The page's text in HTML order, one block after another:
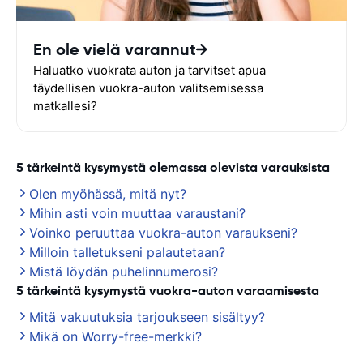
En ole vielä varannut
Haluatko vuokrata auton ja tarvitset apua
täydellisen vuokra-auton valitsemisessa
matkallesi?
5 tärkeintä kysymystä olemassa olevista varauksista
Olen myöhässä, mitä nyt?
Mihin asti voin muuttaa varaustani?
Voinko peruuttaa vuokra-auton varaukseni?
Milloin talletukseni palautetaan?
Mistä löydän puhelinnumerosi?
5 tärkeintä kysymystä vuokra-auton varaamisesta
Mitä vakuutuksia tarjoukseen sisältyy?
Mikä on Worry-free-merkki?